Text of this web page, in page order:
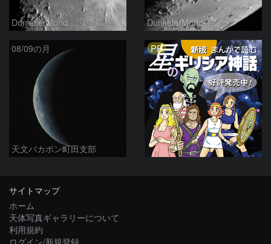
DunkelerMond DunkelerMond
08/09の月
天文バカボン町田支部
PR
サイトマップ
ホーム
天体写真ギャラリーについて
利用規約
ログイン/新規登録